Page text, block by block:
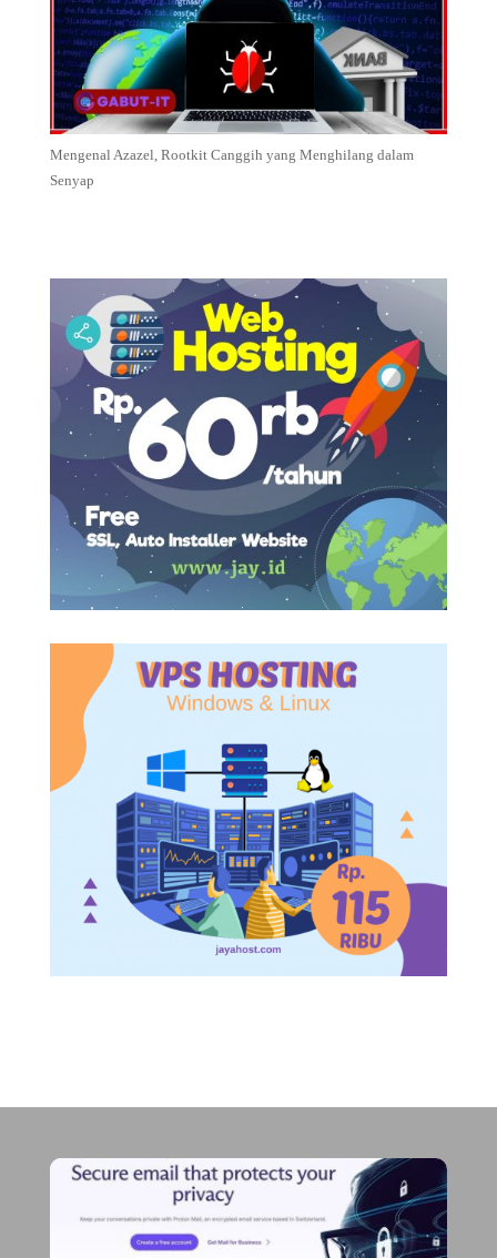
Mengenal Azazel, Rootkit Canggih yang Menghilang dalam
Senyap